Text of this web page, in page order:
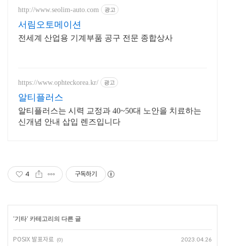
http://www.seolim-auto.com 광고
서림오토메이션
전세계 산업용 기계부품 공구 전문 종합상사
https://www.ophteckorea.kr/ 광고
알티플러스
알티플러스는 시력 교정과 40~50대 노안을 치료하는
신개념 안내 삽입 렌즈입니다
4 구독하기
'기타' 카테고리의 다른 글
POSIX 발표자료 (0) 2023.04.26